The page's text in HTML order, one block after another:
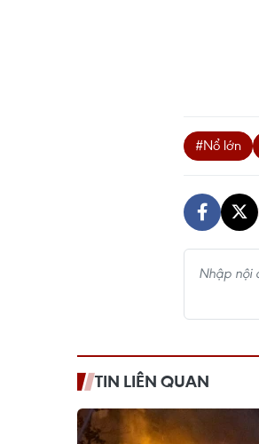
#Nổ lớn
TIN LIÊN QUAN